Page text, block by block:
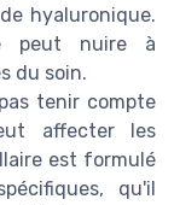
hyaluronique.
peut nuire à
du soin.
tenir compte
affecter les
est formulé
qu'il